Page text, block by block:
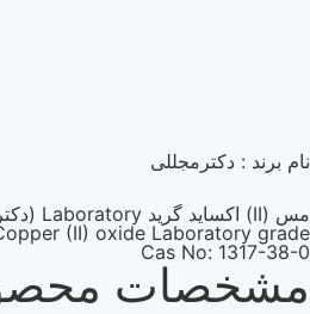
نام برند : دکترمجللی
مس (II) اکساید گرید Laboratory (دکترمجللی)
(II) oxide Laboratory grade
Cas No: 1317-38-0
مشخصات